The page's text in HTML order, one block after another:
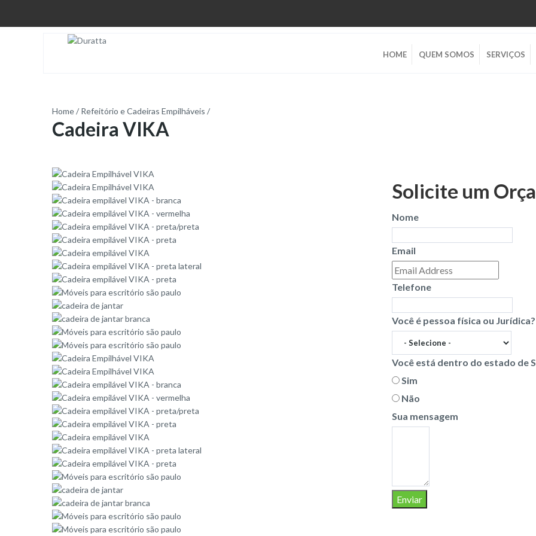
HOME QUEM SOMOS SERVIÇOS
Home/ Refeitório e Cadeiras Empilháveis /
Cadeira VIKA
Solicite um
Nome
Email
Telefone
Você é pessoa física ou Jurídica?
Você está dentro do estado de
Sim
Não
Sua mensagem
Enviar